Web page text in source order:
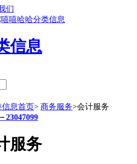
们
信息
信息首页> 商务服务>会计服务
23047099
服务